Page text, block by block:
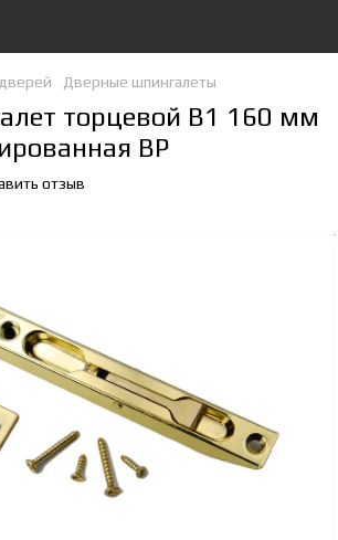
Дверные шпингалеты
торцевой B1 160 мм
BP
отзыв